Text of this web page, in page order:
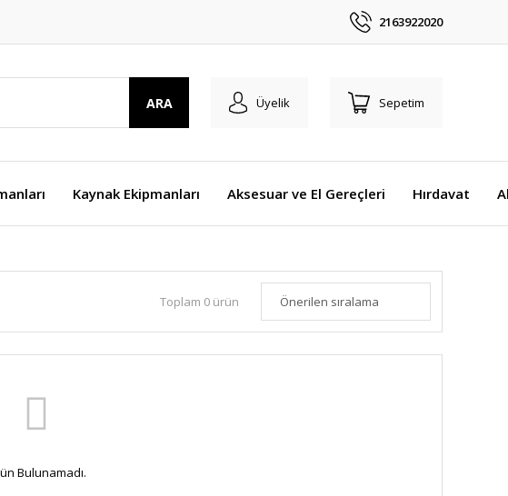
2163922020
ARA Üyelik Sepetim
Kaynak Ekipmanları Aksesuar ve El Gereçleri Hırdavat
Toplam 0 ürün
Bulunamadı.